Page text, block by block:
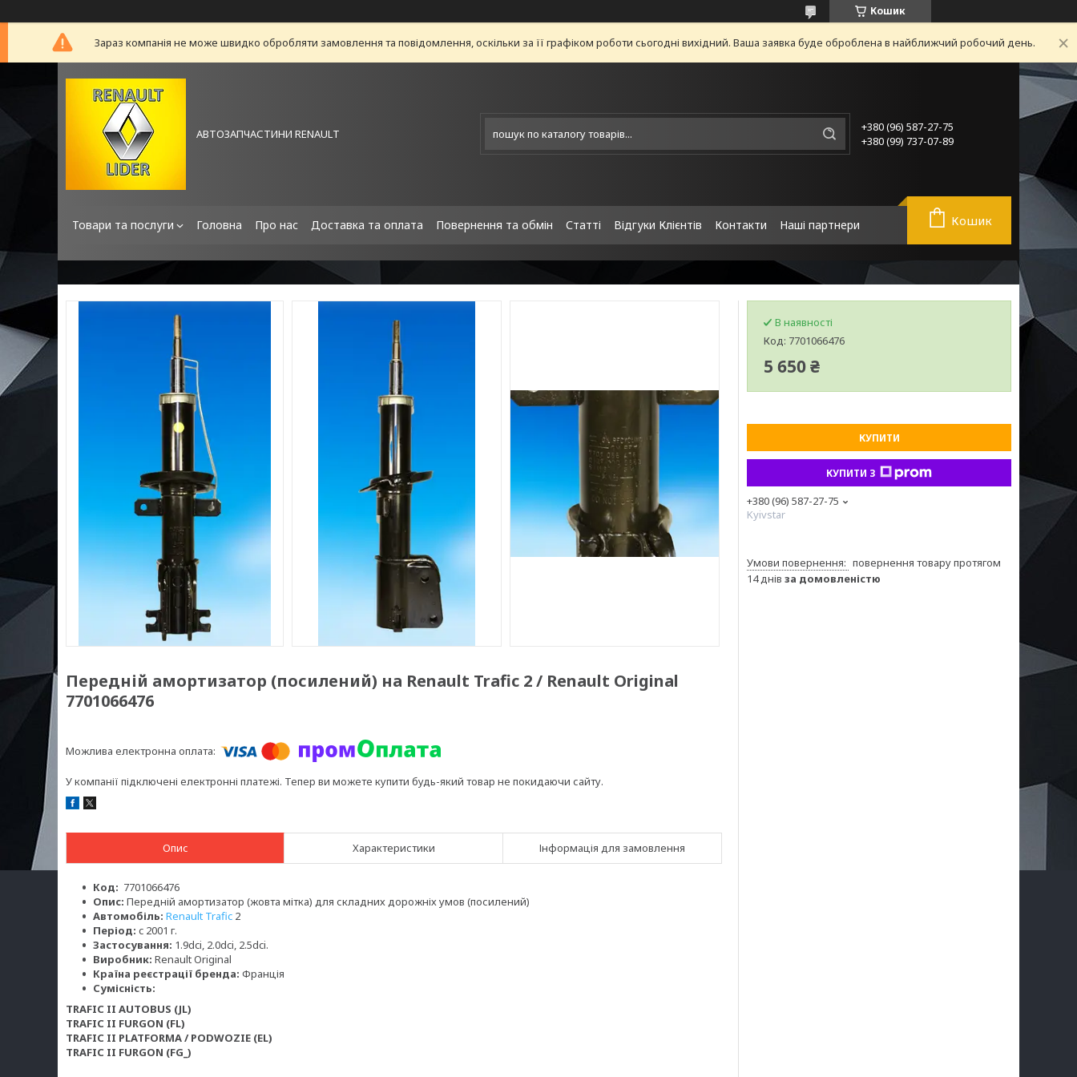
Кошик
Зараз компанія не може швидко обробляти замовлення та повідомлення, оскільки за її графіком роботи сьогодні вихідний. Ваша заявка буде оброблена в найближчий робочий день.
АВТОЗАПЧАСТИНИ RENAULT
+380 (96) 587-27-75
+380 (99) 737-07-89
Товари та послуги Головна Про нас Доставка та оплата Повернення та обмін Статті Відгуки Клієнтів Контакти Наші партнери Кошик
Передній амортизатор (посилений) на Renault Trafic 2 / Renault Original
7701066476
У компанії підключені електронні платежі. Тепер ви можете купити будь-який товар не покидаючи сайту.
Опис Характеристики Інформація для замовлення
Код: 7701066476
Опис: Передній амортизатор (жовта мітка) для складних дорожніх умов (посилений)
Автомобіль: Renault Trafic 2
Період: c 2001 г.
Застосування: 1.9dci, 2.0dci, 2.5dci.
Виробник: Renault Original
Країна реєстрації бренда: Франція
Сумісність:
TRAFIC II AUTOBUS (JL)
TRAFIC II FURGON (FL)
TRAFIC II PLATFORMA / PODWOZIE (EL)
TRAFIC II FURGON (FG_)
В наявності
Код: 7701066476
5 650 ₴
КУПИТИ
КУПИТИ З
+380 (96) 587-27-75
Kyivstar
повернення товару протягом
14 днів за домовленістю